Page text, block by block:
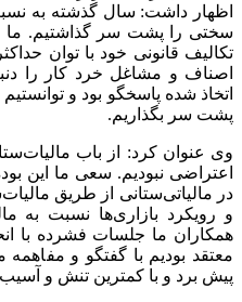
اظهار داشت: سال گذشته به
سختی را پشت سر گذاشتیم. ما
تکالیف قانونی خود با توان
اصناف و مشاغل خرد کار را
اتخاذ شده پاسخگو بود و
پشت سر بگذاریم.
وی عنوان کرد: از باب
اعتراضی نبودیم. سعی ما این
در مالیاتی‌ستانی از طریق
و رویکرد بازاری‌ها نسبت به
همکاران ما جلسات فشرده با
معتقد بودیم با گفتگو و مفاهمه
پیش برد و با کمترین تنش و آسیب